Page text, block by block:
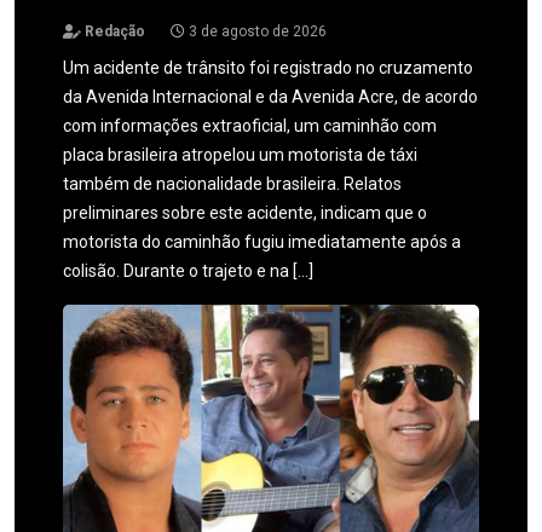
Redação 3 de agosto de 2026
Um acidente de trânsito foi registrado no cruzamento
da Avenida Internacional e da Avenida Acre, de acordo
com informações extraoficial, um caminhão com
placa brasileira atropelou um motorista de táxi
também de nacionalidade brasileira. Relatos
preliminares sobre este acidente, indicam que o
motorista do caminhão fugiu imediatamente após a
colisão. Durante o trajeto e na […]